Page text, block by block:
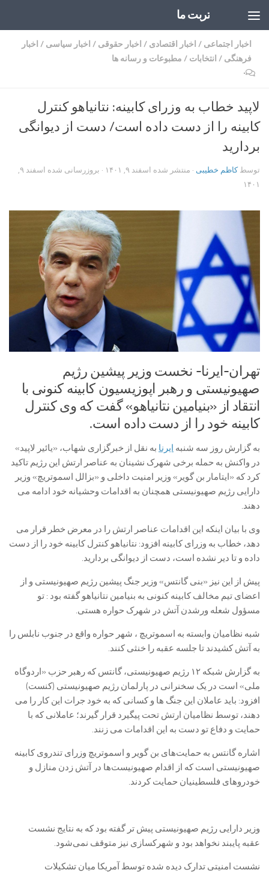
تربت ما
اخبار اجتماعی / اخبار اقتصادی / اخبار حقوقی / اخبار سیاسی / اخبار
فرهنگی / انتخابات / مطبوعات و رسانه ها
۰
لاپید خطاب به وزرای کابینه: نتانیاهو کنترل
کابینه را از دست داده است/ دست از دیوانگی
بردارید
توسطکاظم خطیبی · منتشر شده اسفند ۹, ۱۴۰۱ · بروزرسانی شده
اسفند ۹,
۱۴۰۱
تهران-ایرنا- نخست وزیر پیشین رژیم
صهیونیستی و رهبر اپوزیسیون کابینه کنونی با
انتقاد از «بنیامین نتانیاهو» گفت که وی کنترل
کابینه خود را از دست داده است.
به گزارش روز سه شنبه ایرنا به نقل از خبرگزاری شهاب، «یائیر لاپید»
در واکنش به حمله برخی شهرک نشینان به عناصر ارتش این رژیم تاکید
کرد که «ایتامار بن گویر» وزیر امنیت داخلی و «بزالل اسموتریچ» وزیر
دارایی رژیم صهیونیستی همچنان به اقدامات وحشیانه خود ادامه می
دهند.
وی با بیان اینکه این اقدامات عناصر ارتش را در معرض خطر قرار می
دهد، خطاب به وزرای کابینه افزود: نتانیاهو کنترل کابینه خود را از دست
داده و تا دیر نشده است، دست از دیوانگی بردارید.
پیش از این نیز «بنی گانتس» وزیر جنگ پیشین رژیم صهیونیستی و از
اعضای تیم مخالف کابینه کنونی به بنیامین نتانیاهو گفته بود : تو
مسؤول شعله ورشدن آتش در شهرک حواره هستی.
شبه نظامیان وابسته به اسموتریچ ، شهر حواره واقع در جنوب نابلس را
به آتش کشیدند تا جلسه عقبه را خنثی کنند.
به گزارش شبکه ۱۲ رژیم صهیونیستی، گانتس که رهبر حزب «اردوگاه
ملی» است در یک سخنرانی در پارلمان رژیم صهیونیستی (کنست)
افزود: باید عاملان این جنگ ها و کسانی که به خود جرات این کار را می
دهند، توسط نظامیان ارتش تحت پیگیرد قرار گیرند؛ عاملانی که با
حمایت و دفاع تو دست به این اقدامات می زنند.
اشاره گانتس به حمایت‌های بن گویر و اسموتریچ وزرای تندروی کابینه
صهیونیستی است که از اقدام صهیونیست‌ها در آتش زدن منازل و
خودروهای فلسطینیان حمایت کردند.
وزیر دارایی رژیم صهیونیستی پیش تر گفته بود که به نتایج نشست
عقبه پایبند نخواهد بود و شهرکسازی نیز متوقف نمی‌شود.
نشست امنیتی تدارک دیده شده توسط آمریکا میان تشکیلات